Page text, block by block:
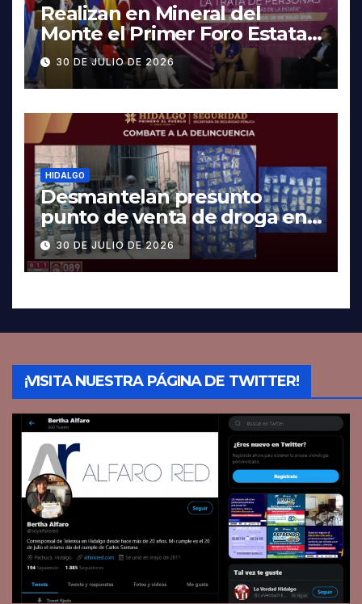
Realizan en Mineral del
Monte el Primer Foro Estatal
contra la Trata de Personas
30 DE JULIO DE 2026
HIDALGO
Desmantelan presunto
punto de venta de droga en
Pachuca; hay dos detenidos
30 DE JULIO DE 2026
¡VISITA NUESTRA PÁGINA DE TWITTER!